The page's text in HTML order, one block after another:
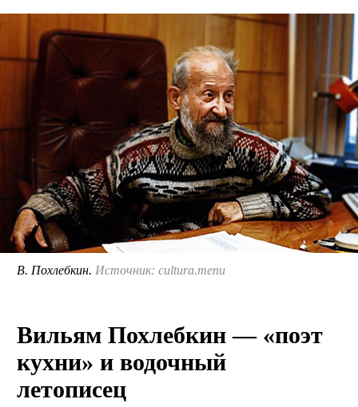
В. Похлебкин. Источник: cultura.menu
Вильям Похлебкин — «поэт
кухни» и водочный
летописец